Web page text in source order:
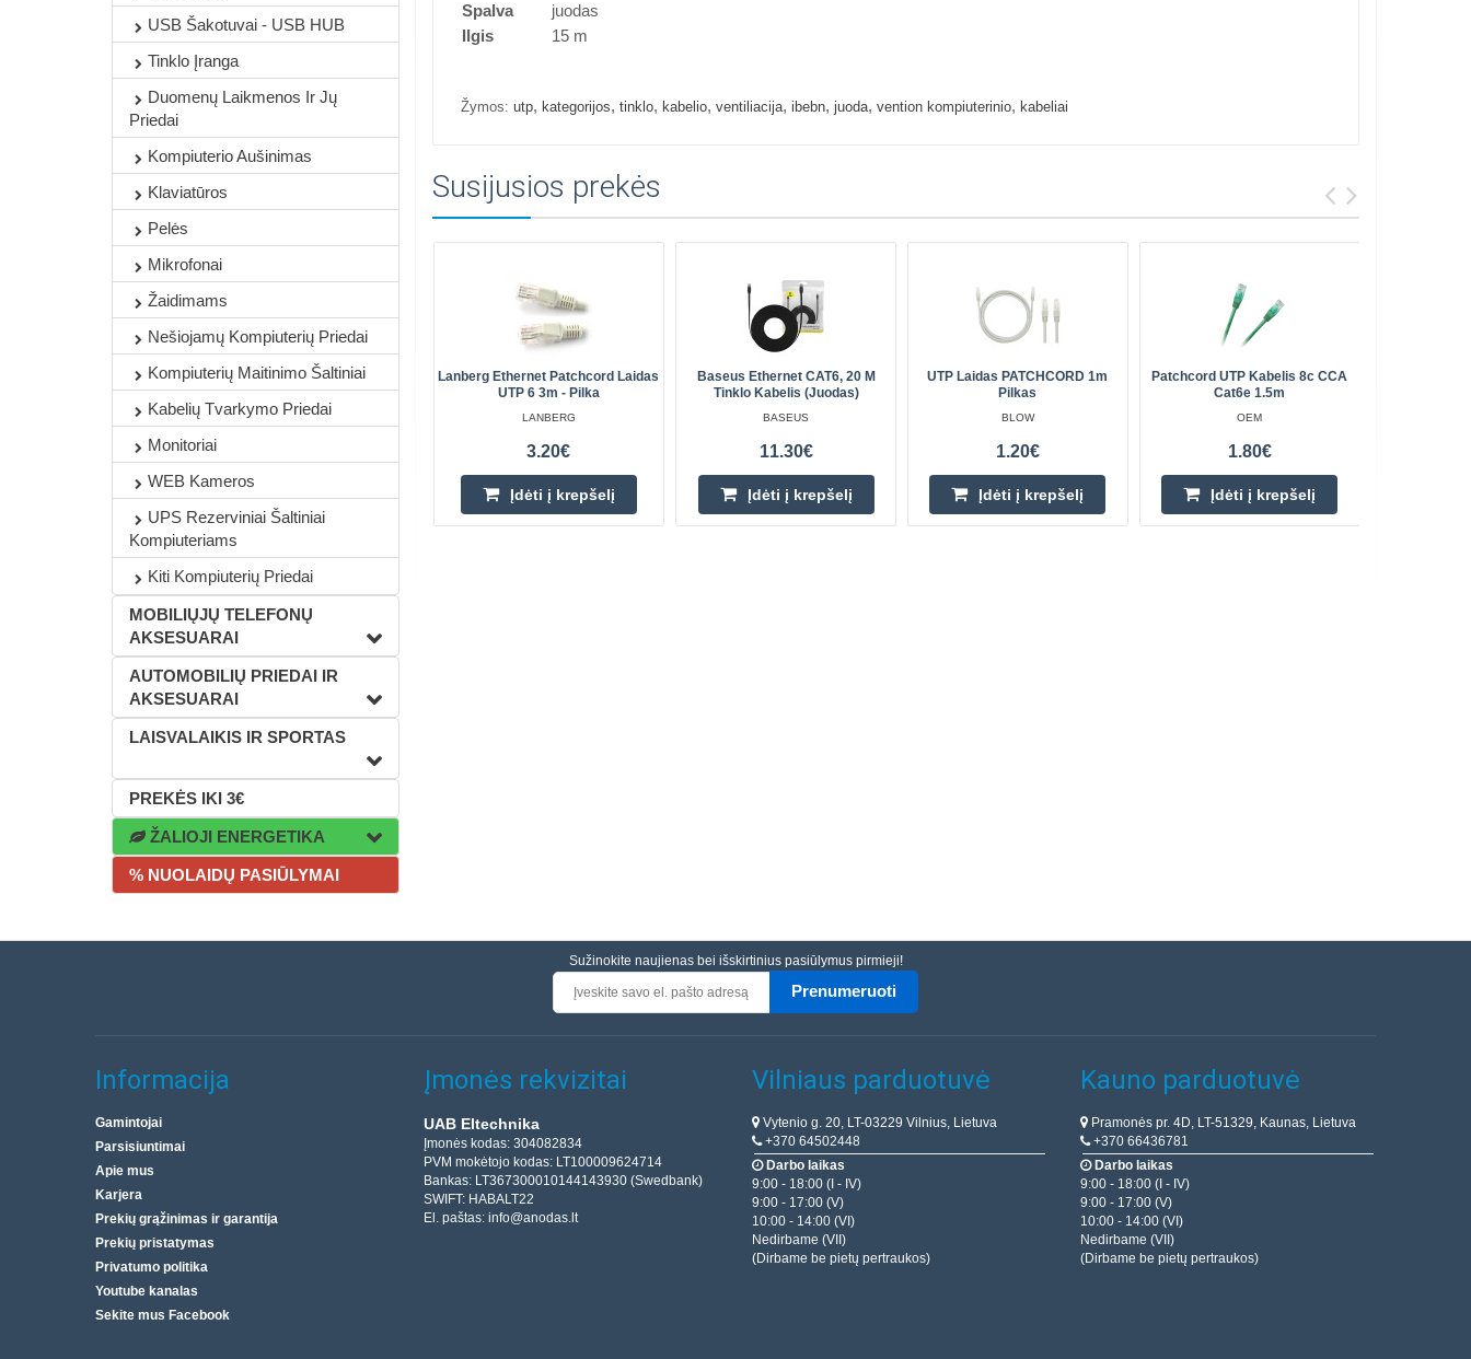
USB Šakotuvai - USB HUB
Tinklo Įranga
Duomenų Laikmenos Ir Jų
Priedai
Kompiuterio Aušinimas
Klaviatūros
Pelės
Mikrofonai
Žaidimams
Nešiojamų Kompiuterių Priedai
Kompiuterių Maitinimo Šaltiniai
Kabelių Tvarkymo Priedai
Monitoriai
WEB Kameros
UPS Rezerviniai Šaltiniai
Kompiuteriams
Kiti Kompiuterių Priedai
MOBILIŲJŲ TELEFONŲ
AKSESUARAI
AUTOMOBILIŲ PRIEDAI IR
AKSESUARAI
LAISVALAIKIS IR SPORTAS
PREKĖS IKI 3€
ŽALIOJI ENERGETIKA
% NUOLAIDŲ PASIŪLYMAI
Spalva
juodas
Ilgis
15 m
Žymos: utp, kategorijos, tinklo, kabelio, ventiliacija, ibebn, juoda, vention kompiuterinio, kabeliai
Susijusios prekės
Lanberg Ethernet Patchcord Laidas
UTP 6 3m - Pilka
LANBERG
3.20€
Įdėti į krepšelį
Baseus Ethernet CAT6, 20 M
Tinklo Kabelis (juodas)
BASEUS
11.30€
Įdėti į krepšelį
UTP Laidas PATCHCORD 1m
Pilkas
BLOW
1.20€
Įdėti į krepšelį
Patchcord UTP Kabelis 8c CCA
Cat6e 1.5m
OEM
1.80€
Įdėti į krepšelį
Sužinokite naujienas bei išskirtinius pasiūlymus pirmieji!
Prenumeruoti
Informacija
Gamintojai
Parsisiuntimai
Apie mus
Karjera
Prekių grąžinimas ir garantija
Prekių pristatymas
Privatumo politika
Youtube kanalas
Sekite mus Facebook
Įmonės rekvizitai
UAB Eltechnika
Įmonės kodas: 304082834
PVM mokėtojo kodas: LT100009624714
Bankas: LT367300010144143930 (Swedbank)
SWIFT: HABALT22
El. paštas: info@anodas.lt
Vilniaus parduotuvė
Vytenio g. 20, LT-03229 Vilnius, Lietuva
+370 64502448
Darbo laikas
9:00 - 18:00 (I - IV)
9:00 - 17:00 (V)
10:00 - 14:00 (VI)
Nedirbame (VII)
(Dirbame be pietų pertraukos)
Kauno parduotuvė
Pramonės pr. 4D, LT-51329, Kaunas, Lietuva
+370 66436781
Darbo laikas
9:00 - 18:00 (I - IV)
9:00 - 17:00 (V)
10:00 - 14:00 (VI)
Nedirbame (VII)
(Dirbame be pietų pertraukos)